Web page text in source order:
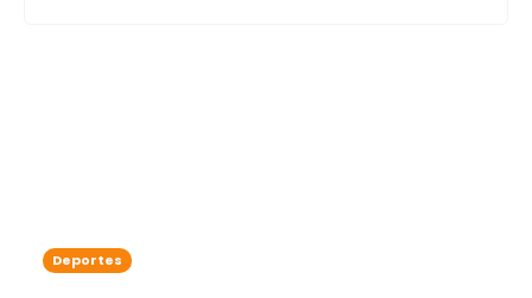
Deportes